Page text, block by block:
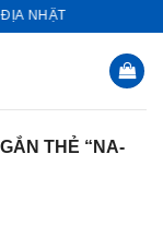
NHẬT
THẺ “NA-